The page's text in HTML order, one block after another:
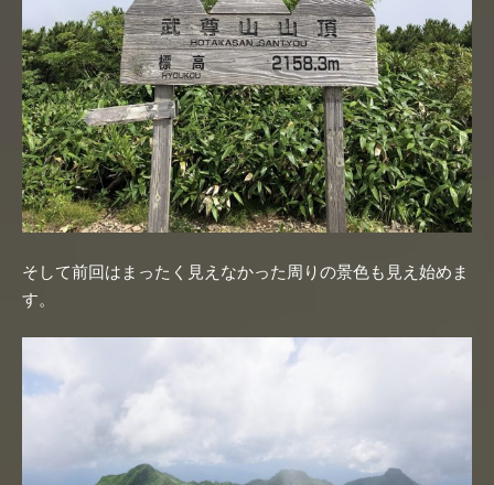
そして前回はまったく見えなかった周りの景色も見え始めま
す。